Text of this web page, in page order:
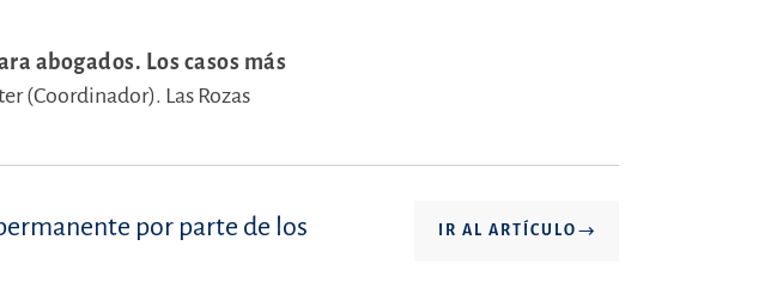
abogados. Los casos más
(Coordinador). Las Rozas
por parte de los
IR AL ARTÍCULO